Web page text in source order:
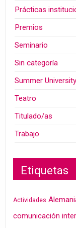
Prácticas
Premios
Seminario
Sin categoría
Summer University
Teatro
Titulado/as
Trabajo
Etiquetas
Actividades
comunicación